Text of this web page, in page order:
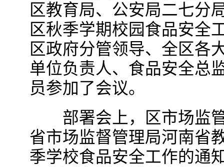
区教育局、公安局二七分
区秋季学期校园食品安全
区政府分管领导、全区各
单位负责人、食品安全总
员参加了会议。
部署会上，区市场监管
省市场监督管理局河南省
季学校食品安全工作的通